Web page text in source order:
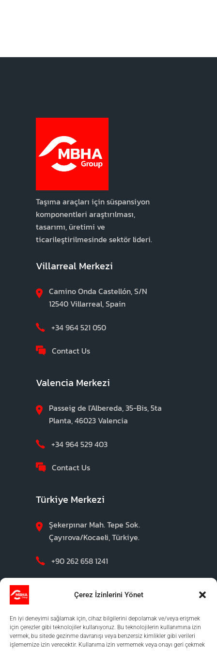
Çerez İzinlerini Yönet
En iyi deneyimi sağlamak için, cihaz bilgilerini depolamak ve/veya erişmek
için çerezler gibi teknolojiler kullanıyoruz. Bu teknolojilerin kullanımına izin
vermek, bu sitede gezinme davranışı veya benzersiz kimlikler gibi verileri
işlememize izin verecektir. Kullanıma izin vermemek veya onayı geri çekmek
Taşıma araçları için süspansiyon
komponentleri araştırılması,
tasarımı, üretimi ve
ticarileştirilmesinde sektör lideri.
Villarreal Merkezi
Camino Onda Castellón, S/N
12540 Villarreal, Spain
+34 964 521 050
Contact Us
Valencia Merkezi
Passeig de l'Albereda, 35-Bis, 5ta
Planta, 46023 Valencia
+34 964 529 403
Contact Us
Türkiye Merkezi
Şekerpınar Mah. Tepe Sok.
Çayırova/Kocaeli, Türkiye.
+90 262 658 1241